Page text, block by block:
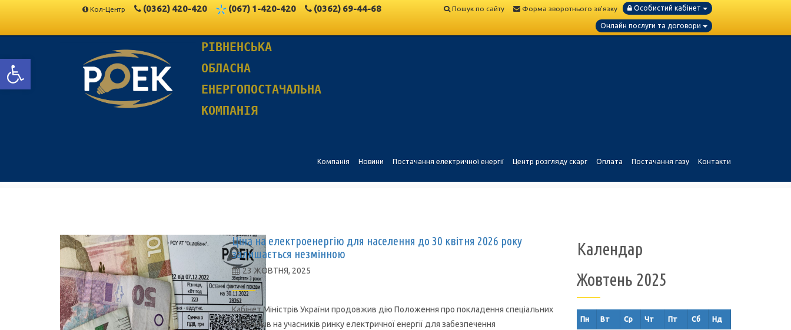
Відкрити Панель інструментів
Кол-Центр (0362) 420-420 (067) 1-420-420 (0362) 69-44-68 Пошук по сайту Форма зворотнього зв'язку Особистий кабінет
Онлайн послуги та договори
РІВНЕНСЬКА
ОБЛАСНА
ЕНЕРГОПОСТАЧАЛЬНА
КОМПАНІЯ
Компанія Новини Постачання електричної енергії Центр розгляду скарг Оплата Постачання газу Контакти
Ціна на електроенергію для населення до 30 квітня 2026 року
залишається незмінною
23 ЖОВТНЯ, 2025
Кабінет Міністрів України продовжив дію Положення про покладення спеціальних
обов’язків на учасників ринку електричної енергії для забезпечення
Календар
Жовтень 2025
Пн Вт Ср Чт Пт Сб Нд